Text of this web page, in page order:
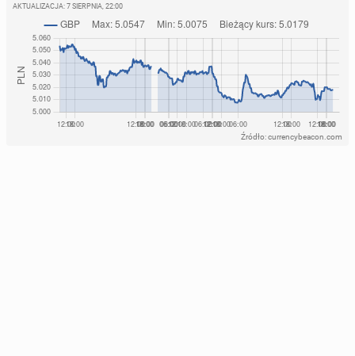
AKTUALIZACJA: 7 SIERPNIA, 22:00
Źródło: currencybeacon.com